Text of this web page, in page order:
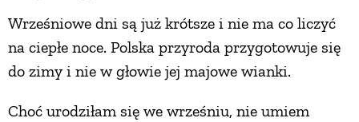
Wrześniowe dni są już krótsze i nie ma co liczyć
na ciepłe noce. Polska przyroda przygotowuje się
do zimy i nie w głowie jej majowe wianki.
Choć urodziłam się we wrześniu, nie umiem